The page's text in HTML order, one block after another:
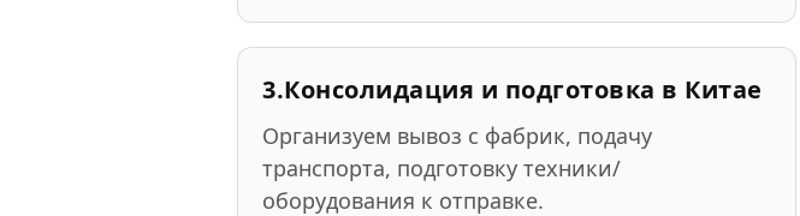
3.Консолидация и подготовка в Китае
Организуем вывоз с фабрик, подачу
транспорта, подготовку техники/
оборудования к отправке.